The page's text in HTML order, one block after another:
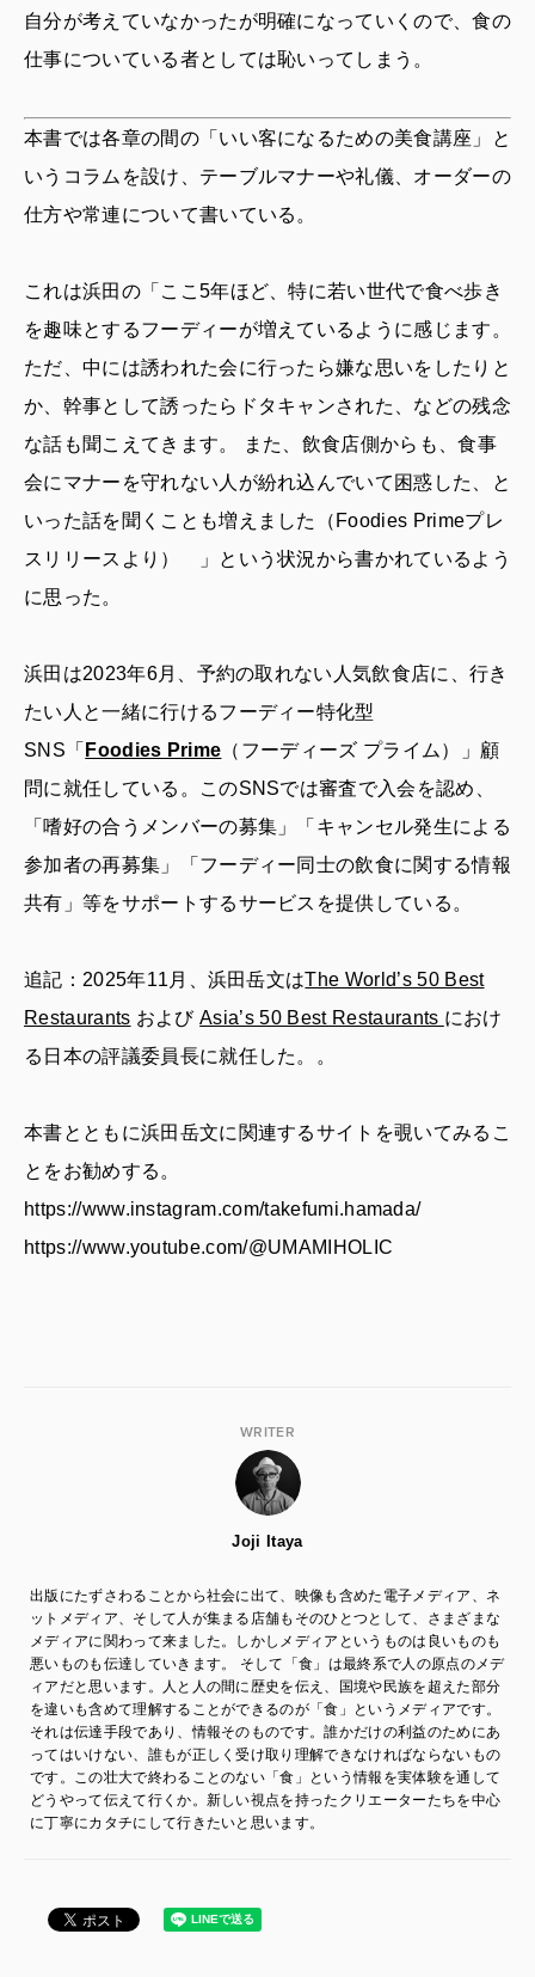
自分が考えていなかったが明確になっていくので、食の
仕事についている者としては恥いってしまう。
本書では各章の間の「いい客になるための美食講座」と
いうコラムを設け、テーブルマナーや礼儀、オーダーの
仕方や常連について書いている。
これは浜田の「ここ5年ほど、特に若い世代で食べ歩き
を趣味とするフーディーが増えているように感じます。
ただ、中には誘われた会に行ったら嫌な思いをしたりと
か、幹事として誘ったらドタキャンされた、などの残念
な話も聞こえてきます。 また、飲食店側からも、食事
会にマナーを守れない人が紛れ込んでいて困惑した、と
いった話を聞くことも増えました（Foodies Primeプレ
スリリースより） 」という状況から書かれているよう
に思った。
浜田は2023年6月、予約の取れない人気飲食店に、行き
たい人と一緒に行けるフーディー特化型
SNS「 Foodies Prime （フーディーズ プライム）」顧
問に就任している。このSNSでは審査で入会を認め、
「嗜好の合うメンバーの募集」「キャンセル発生による
参加者の再募集」「フーディー同士の飲食に関する情報
共有」等をサポートするサービスを提供している。
追記：2025年11月、浜田岳文はThe World’s 50 Best
Restaurants およびAsia’s 50 Best Restaurants におけ
る日本の評議委員長に就任した。。
本書とともに浜田岳文に関連するサイトを覗いてみるこ
とをお勧めする。
https://www.instagram.com/takefumi.hamada/
https://www.youtube.com/@UMAMIHOLIC
WRITER
Joji Itaya
出版にたずさわることから社会に出て、映像も含めた電子メディア、ネ
ットメディア、そして人が集まる店舗もそのひとつとして、さまざまな
メディアに関わって来ました。しかしメディアというものは良いものも
悪いものも伝達していきます。 そして「食」は最終系で人の原点のメデ
ィアだと思います。人と人の間に歴史を伝え、国境や民族を超えた部分
を違いも含めて理解することができるのが「食」というメディアです。
それは伝達手段であり、情報そのものです。誰かだけの利益のためにあ
ってはいけない、誰もが正しく受け取り理解できなければならないもの
です。この壮大で終わることのない「食」という情報を実体験を通して
どうやって伝えて行くか。新しい視点を持ったクリエーターたちを中心
に丁寧にカタチにして行きたいと思います。